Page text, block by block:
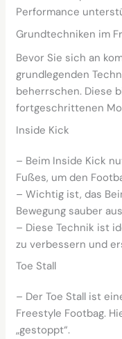
Performance
Grundtechniken im
Bevor Sie sich an
grundlegenden
beherrschen. Diese
fortgeschrittenen
Inside Kick
– Beim Inside Kick
Fußes, um den
– Wichtig ist, das
Bewegung sauber
– Diese Technik ist
zu verbessern und
Toe Stall
– Der Toe Stall ist
Freestyle Footbag.
„gestoppt“.